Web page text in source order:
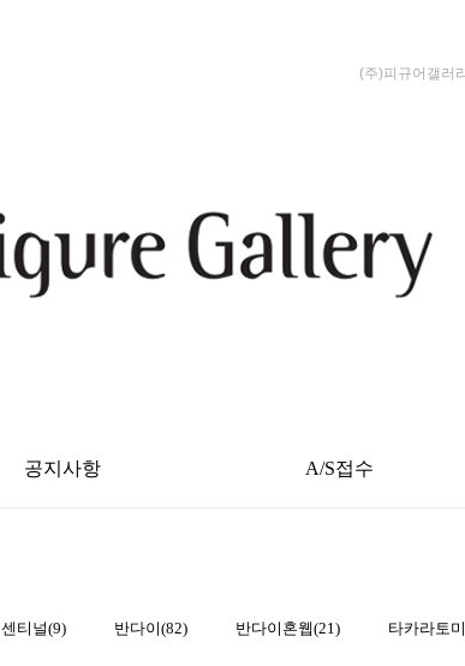
(주)피규어갤러
공지사항 A/S접수
센티널(9) 반다이(82) 반다이혼웹(21) 타카라토